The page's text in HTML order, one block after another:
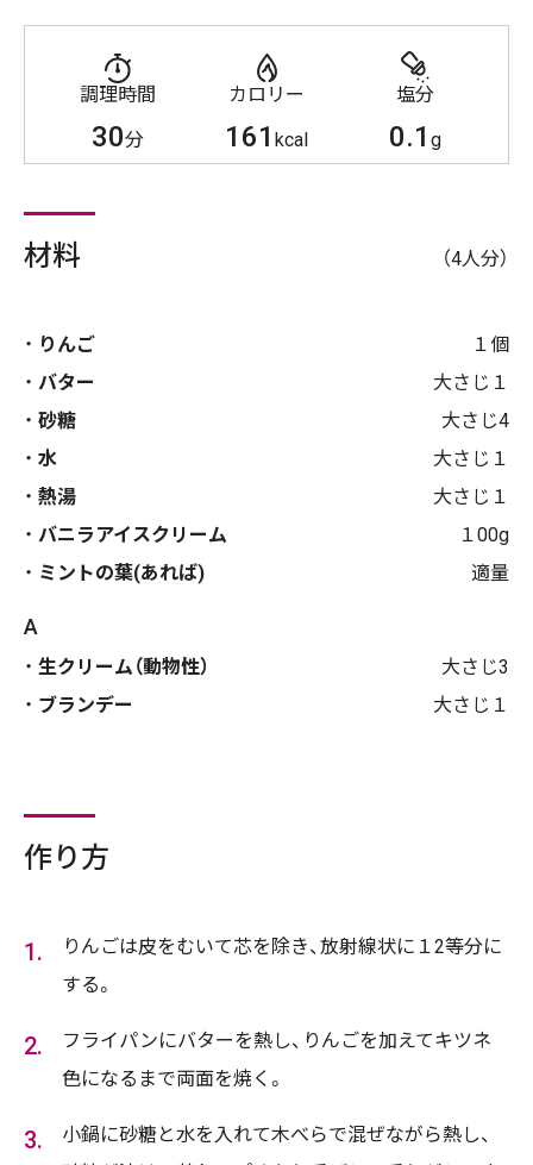
調理時間
30分
カロリー
161 kcal
塩分
0.1g
材料 （4人分）
りんご
１個
バター
大さじ１
砂糖
大さじ4
水
大さじ１
熱湯
大さじ１
バニラアイスクリーム
１00g
ミントの葉(あれば)
適量
A
生クリーム（動物性）
大さじ3
ブランデー
大さじ１
作り方
りんごは皮をむいて芯を除き、放射線状に１2等分に
する。
フライパンにバターを熱し、りんごを加えてキツネ
色になるまで両面を焼く。
小鍋に砂糖と水を入れて木べらで混ぜながら熱し、